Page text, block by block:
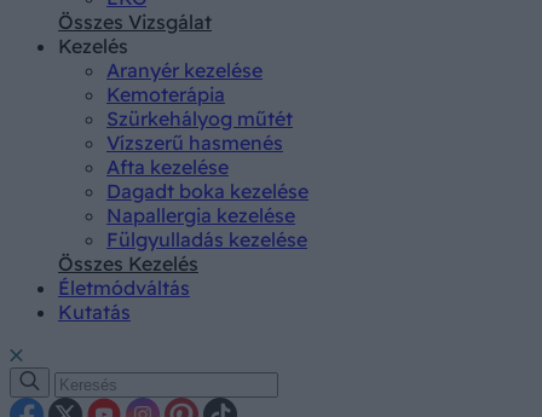
Összes Vizsgálat
Kezelés
Aranyér kezelése
Kemoterápia
Szürkehályog műtét
Vízszerű hasmenés
Afta kezelése
Dagadt boka kezelése
Napallergia kezelése
Fülgyulladás kezelése
Összes Kezelés
Életmódváltás
Kutatás